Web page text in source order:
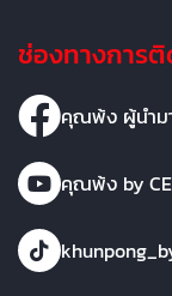
ช่องทางการ
คุณพ้ง ผู้นำม
คุณพ้ง by